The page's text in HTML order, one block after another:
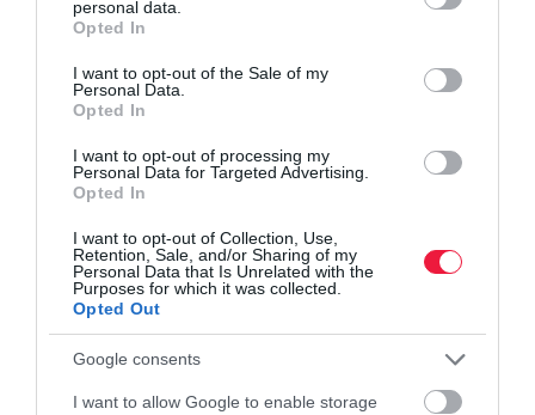
grant or deny consent to Google and its third-party tags to
use your data for below specified purposes in below Google
consent section.
personal data.
Opted In
I want to opt-out of the Sale of my
Personal Data.
Opted In
I want to opt-out of processing my
Personal Data for Targeted Advertising.
Opted In
I want to opt-out of Collection, Use,
Retention, Sale, and/or Sharing of my
Personal Data that Is Unrelated with the
Purposes for which it was collected.
Opted Out
Google consents
I want to allow Google to enable storage
VÁLLALKOZÁS
Ezért veszélyes, hogy terjedőben a céges
körbetartozás
A hazai vállalatok 78 százalékának van lejárt számlakövetelése,
ami azt jelenti, hogy tízből nagyjából nyolc partner jó eséllyel
késve egyenlíti ki a tartozását az Atradius globális hitelbiztosító
és…